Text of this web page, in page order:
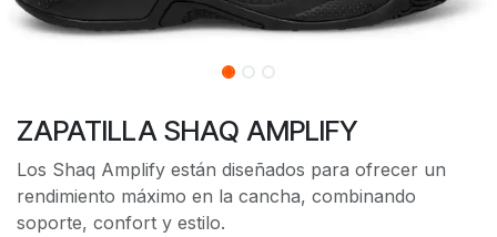
ZAPATILLA SHAQ AMPLIFY
Los Shaq Amplify están diseñados para ofrecer un
rendimiento máximo en la cancha, combinando
soporte, confort y estilo.